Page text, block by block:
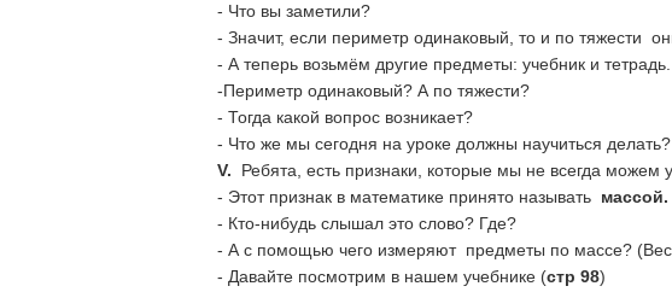
- Что вы заметили?
- Значит, если периметр одинаковый, то и по тяжести
- А теперь возьмём другие предметы: учебник и
-Периметр одинаковый? А по тяжести?
- Тогда какой вопрос возникает?
- Что же мы сегодня на уроке должны научиться
V. Ребята, есть признаки, которые мы не всегда можем
- Этот признак в математике принято называть массой.
- Кто-нибудь слышал это слово? Где?
- А с помощью чего измеряют предметы по массе?
- Давайте посмотрим в нашем учебнике (стр 98)